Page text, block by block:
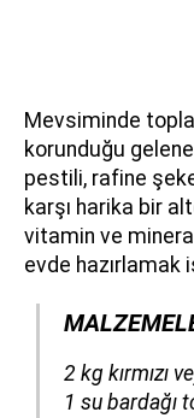
Mevsiminde
korunduğu
pestili, rafine
karşı harika bir
vitamin ve
evde hazırlamak
​​​​​​2 kg kırmızı
1 su bardağı